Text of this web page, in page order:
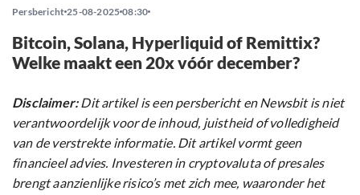
Persbericht 25-08-2025 08:30
Bitcoin, Solana, Hyperliquid of Remittix?
Welke maakt een 20x vóór december?
Disclaimer:Dit artikel is een persbericht en Newsbit is niet
verantwoordelijk voor de inhoud, juistheid of volledigheid
van de verstrekte informatie. Dit artikel vormt geen
financieel advies. Investeren in cryptovaluta of presales
brengt aanzienlijke risico’s met zich mee, waaronder het